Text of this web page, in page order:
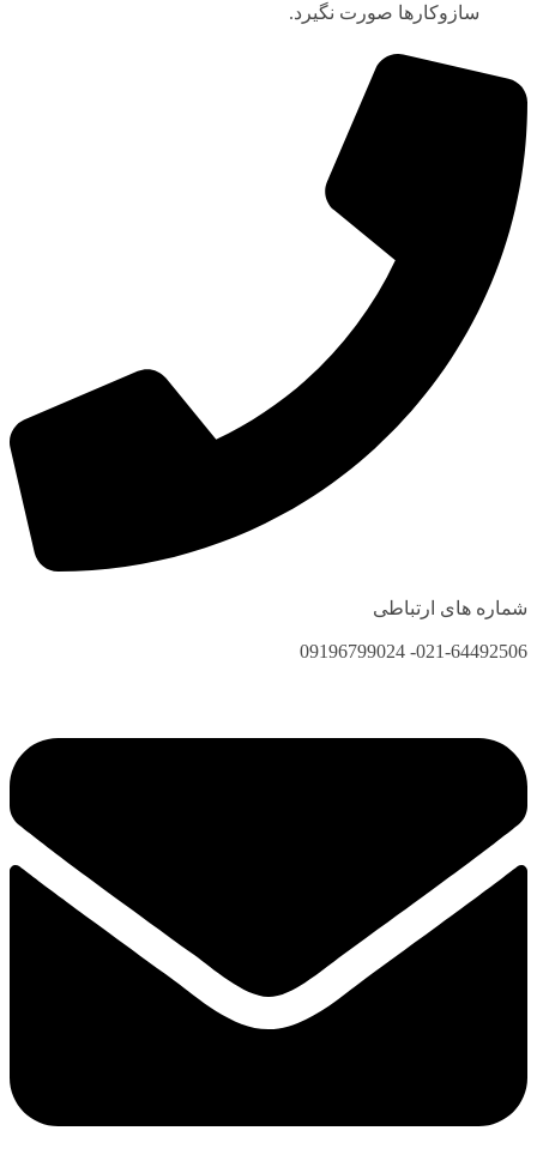
سازوکارها صورت نگیرد.
شماره های ارتباطی
021-64492506- 09196799024